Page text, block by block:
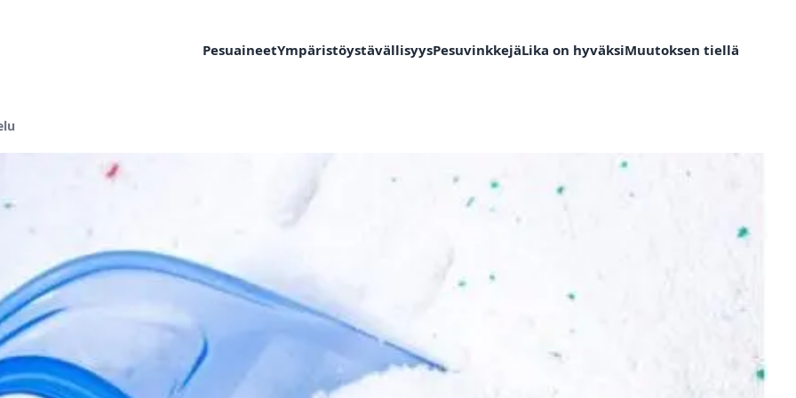
PesuaineetYmpäristöystävällisyysPesuvinkkejäLika on hyväksiMuutoksen tiellä